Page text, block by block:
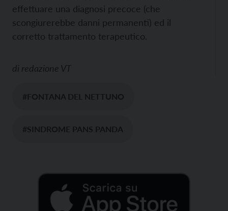
effettuare una diagnosi precoce (che
scongiurerebbe danni permanenti) ed il
corretto trattamento terapeutico.
di redazione VT
#FONTANA DEL NETTUNO
#SINDROME PANS PANDA